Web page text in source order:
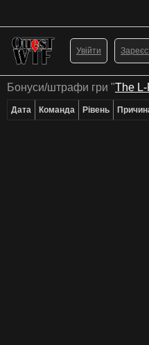
Увійти
Бонуси/штрафи гри "The
Дата Команда Рівень